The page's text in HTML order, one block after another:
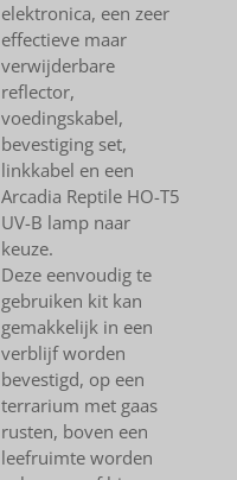
elektronica, een zeer
effectieve maar
verwijderbare
reflector,
voedingskabel,
bevestiging set,
linkkabel en een
Arcadia Reptile HO-T5
UV-B lamp naar
keuze.
Deze eenvoudig te
gebruiken kit kan
gemakkelijk in een
verblijf worden
bevestigd, op een
terrarium met gaas
rusten, boven een
leefruimte worden